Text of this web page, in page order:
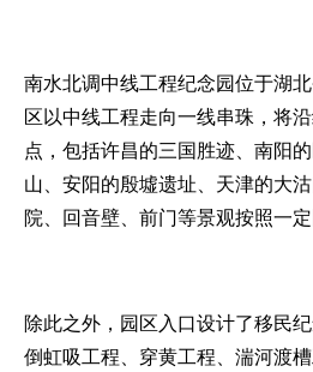
南水北调中线工程纪念园位于湖
区以中线工程走向一线串珠，将
点，包括许昌的三国胜迹、南阳
山、安阳的殷墟遗址、天津的大
院、回音壁、前门等景观按照一定
除此之外，园区入口设计了移民
倒虹吸工程、穿黄工程、湍河渡